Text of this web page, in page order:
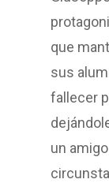
que
sus
fallecer
un